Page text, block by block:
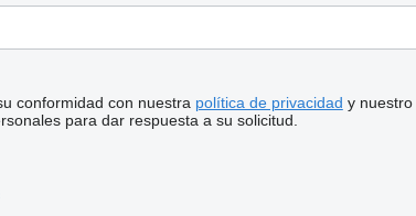
conformidad con nuestra política de privacidad y nuestro
para dar respuesta a su solicitud.